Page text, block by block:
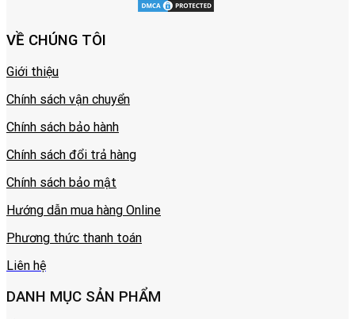
VỀ CHÚNG TÔI
Giới thiệu
Chính sách vận chuyển
Chính sách bảo hành
Chính sách đổi trả hàng
Chính sách bảo mật
Hướng dẫn mua hàng Online
Phương thức thanh toán
Liên hệ
DANH MỤC SẢN PHẨM